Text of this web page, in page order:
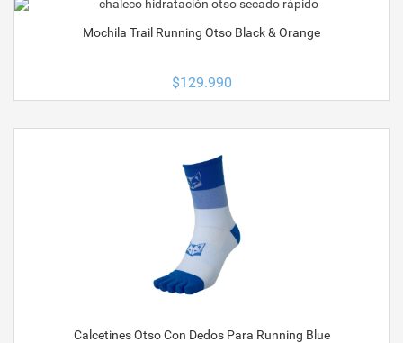
Mochila Trail Running Otso Black & Orange
$129.990
Calcetines Otso Con Dedos Para Running Blue